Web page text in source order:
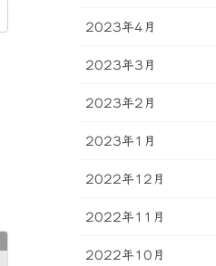
2023年4月
2023年3月
2023年2月
2023年1月
2022年12月
2022年11月
2022年10月